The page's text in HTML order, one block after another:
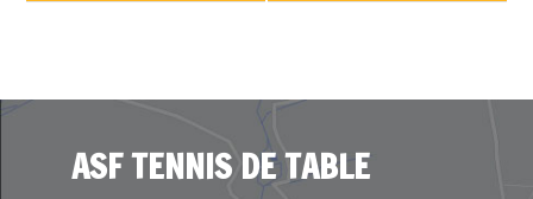
ASF TENNIS DE TABLE